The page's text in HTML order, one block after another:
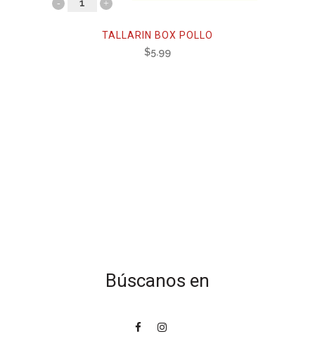
TALLARIN BOX POLLO
$5.99
Búscanos en